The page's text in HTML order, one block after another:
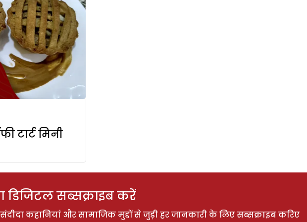
टार्ट मिनी
डिजिटल सब्सक्राइब करें
कहानियां और सामाजिक मुद्दों से जुड़ी हर जानकारी के लिए सब्सक्राइब करिए